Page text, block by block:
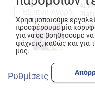
Du
0.28
Χρησιμοποιούμε
προσφέρουμε μία
για να σε βοηθήσουμε
ψάχνεις, καθώς και για
μας.
Ρυθμίσεις